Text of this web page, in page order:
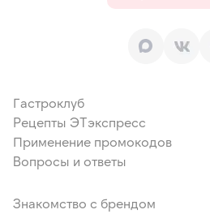
Гастроклуб
Рецепты ЭТэкспресс
Применение промокодов
Вопросы и ответы
Знакомство с брендом